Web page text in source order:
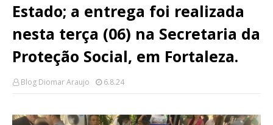
Estado; a entrega foi realizada
nesta terça (06) na Secretaria da
Proteção Social, em Fortaleza.
Blog Diomar Araujo 6.8.24